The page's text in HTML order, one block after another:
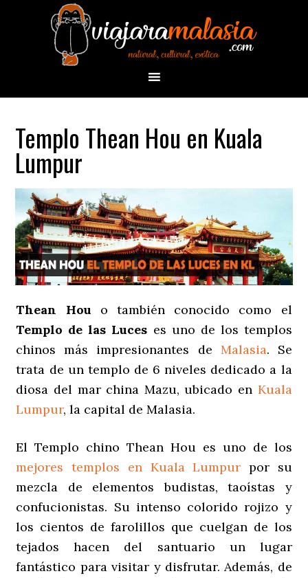
Templo Thean Hou en Kuala
Lumpur
Thean Hou o también conocido como el
Templo de las Luces es uno de los templos
chinos más impresionantes de Malasia. Se
trata de un templo de 6 niveles dedicado a la
diosa del mar china Mazu, ubicado en Kuala
Lumpur, la capital de Malasia.
El Templo chino Thean Hou es uno de los
mejores templos en Kuala Lumpur por su
mezcla de elementos budistas, taoístas y
confucionistas. Su intenso colorido rojizo y
los cientos de farolillos que cuelgan de los
tejados hacen del santuario un lugar
fantástico para visitar y disfrutar. Además, de